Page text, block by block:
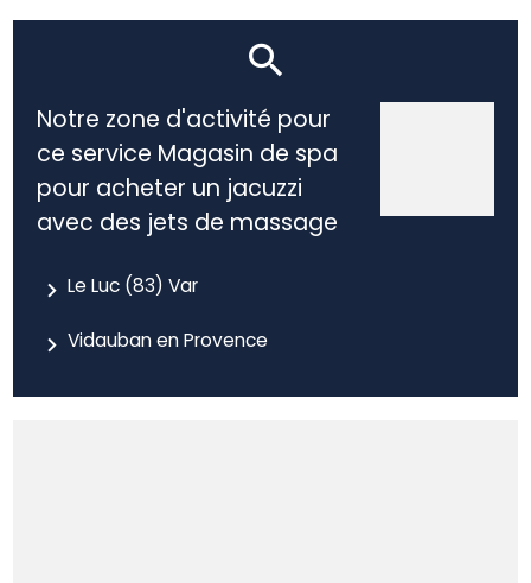
Notre zone d'activité pour
ce service Magasin de spa
pour acheter un jacuzzi
avec des jets de massage
Le Luc (83) Var
Vidauban en Provence